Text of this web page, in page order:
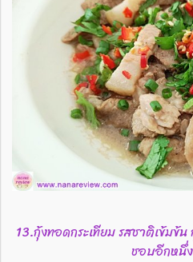
13.กุ้งทอดกระเทียม รสชาติเข้มข้
ชอบอีกหนึ่